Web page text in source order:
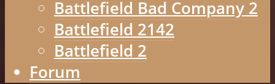
Battlefield Bad Company 2
Battlefield 2142
Battlefield 2
Forum